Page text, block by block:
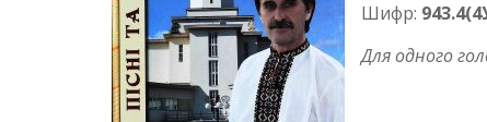
Шифр:
Для одного